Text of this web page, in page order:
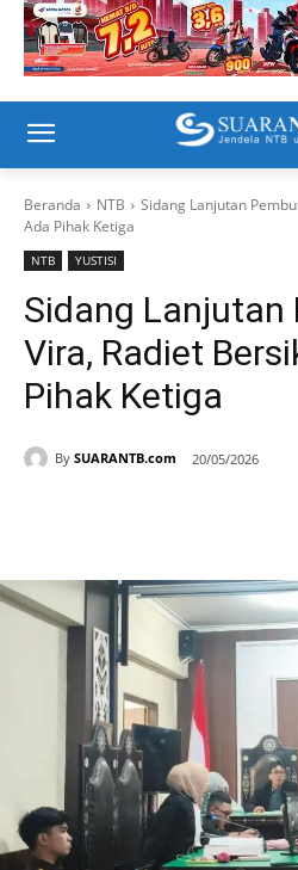
Beranda NTB
Sidang Lanjutan
Ada Pihak Ketiga
NTB YUSTISI
Sidang Lanjutan
Vira, Radiet
Pihak Ketiga
By SUARANTB.com 20/05/2026